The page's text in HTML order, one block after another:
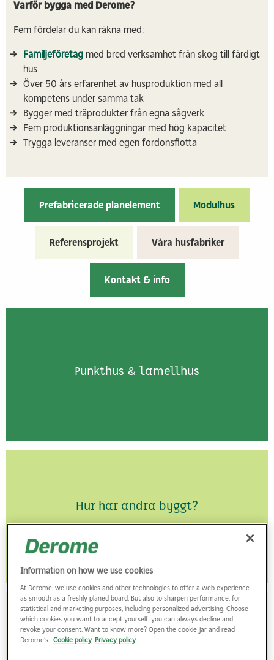
Varför bygga med Derome?
Fem fördelar du kan räkna med:
Familjeföretag med bred verksamhet från skog till färdigt
hus
Över 50 års erfarenhet av husproduktion med all
kompetens under samma tak
Bygger med träprodukter från egna sågverk
Fem produktionsanläggningar med hög kapacitet
Trygga leveranser med egen fordonsflotta
Prefabricerade planelement Modulhus
Referensprojekt Våra husfabriker
Kontakt & info
Punkthus & lamellhus
Hur har andra byggt?
Till våra referensprojekt
Vi bygger takstolar
Information on how we use cookies
At Derome, we use cookies and other technologies to offer a web experience
as smooth as a freshly planed board. But also to sharpen performance, for
statistical and marketing purposes, including personalized advertising. Choose
which cookies you want to accept yourself, you can always decline and
revoke your consent. Want to know more? Open the cookie jar and read
Derome's Cookie policy Privacy policy